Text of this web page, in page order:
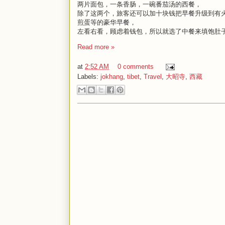
两片面包，一条香肠，一碗番茄汤的西餐，
除了这两个，旅客还可以加十块钱把早餐升级到有
煎蛋等的豪华早餐，
左看右看，顾虑着钱包，所以就选了中餐来填饱肚
Read more »
at 2:52 AM
0 comments
Labels: jokhang tibet Travel 大昭寺 西藏